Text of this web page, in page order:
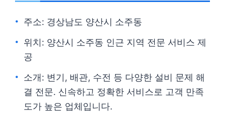
주소: 경상남도 양산시 소주동
위치: 양산시 소주동 인근 지역 전문 서비스 제
공
소개: 변기, 배관, 수전 등 다양한 설비 문제 해
결 전문. 신속하고 정확한 서비스로 고객 만족
도가 높은 업체입니다.